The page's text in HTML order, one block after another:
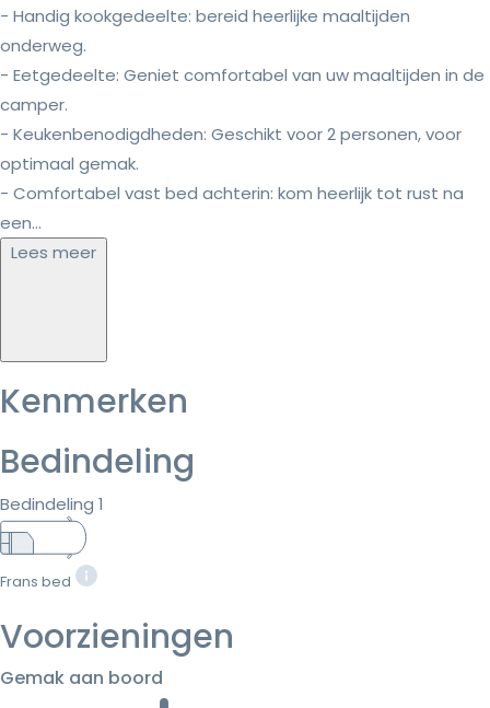
- Handig kookgedeelte: bereid heerlijke maaltijden
onderweg.
- Eetgedeelte: Geniet comfortabel van uw maaltijden in de
camper.
- Keukenbenodigdheden: Geschikt voor 2 personen, voor
optimaal gemak.
- Comfortabel vast bed achterin: kom heerlijk tot rust na
een...
Lees meer
Kenmerken
Bedindeling
Bedindeling 1
Frans bed
Voorzieningen
Gemak aan boord